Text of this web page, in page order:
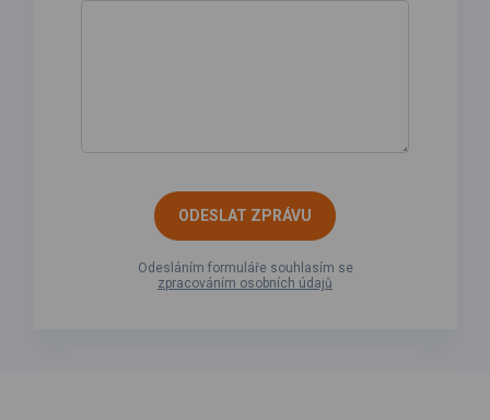
ODESLAT ZPRÁVU
Odesláním formuláře souhlasím se
zpracováním osobních údajů